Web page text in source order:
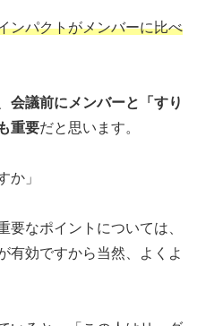
ンパクトがメンバーに比べ
会議前にメンバーと「すり
重要だと思います。
か」
要なポイントについては、
有効ですから当然、よくよ